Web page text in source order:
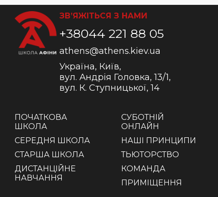
ПОЧАТКОВА
ШКОЛА
СЕРЕДНЯ ШКОЛА
СТАРША ШКОЛА
ДИСТАНЦІЙНЕ
НАВЧАННЯ
СУБОТНІЙ
ОНЛАЙН
НАШІ ПРИНЦИПИ
ТЬЮТОРСТВО
КОМАНДА
ПРИМІЩЕННЯ
ЗВ’ЯЖІТЬСЯ З НАМИ
+38044 221 88 05
athens@athens.kiev.ua
Україна, Київ,
вул. Андрія Головка, 13/1,
вул. К. Ступницької, 14